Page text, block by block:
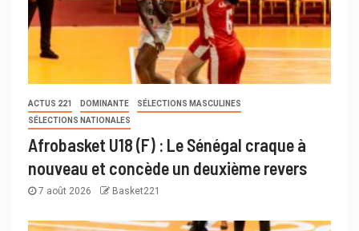
ACTUS 221 DOMINANTE
SÉLECTIONS MASCULINES
SÉLECTIONS NATIONALES
Afrobasket U18 (F) : Le Sénégal craque à
nouveau et concède un deuxième revers
7 août 2026 Basket221